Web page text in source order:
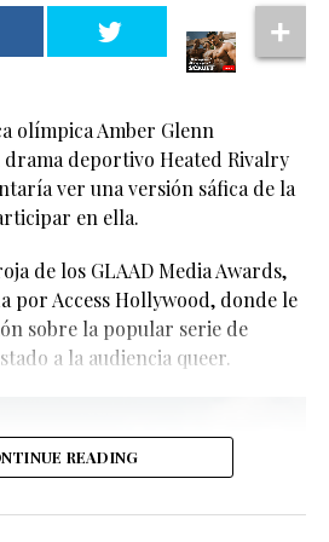
Instagram
han comenzado a tomar
deHeated Rivalry
olímpica Amber Glenn
deportivo Heated Rivalry
ver una versión sáfica de la
en ella.
de los GLAAD Media Awards,
por Access Hollywood, donde le
sobre la popular serie de
a la audiencia queer.
READING